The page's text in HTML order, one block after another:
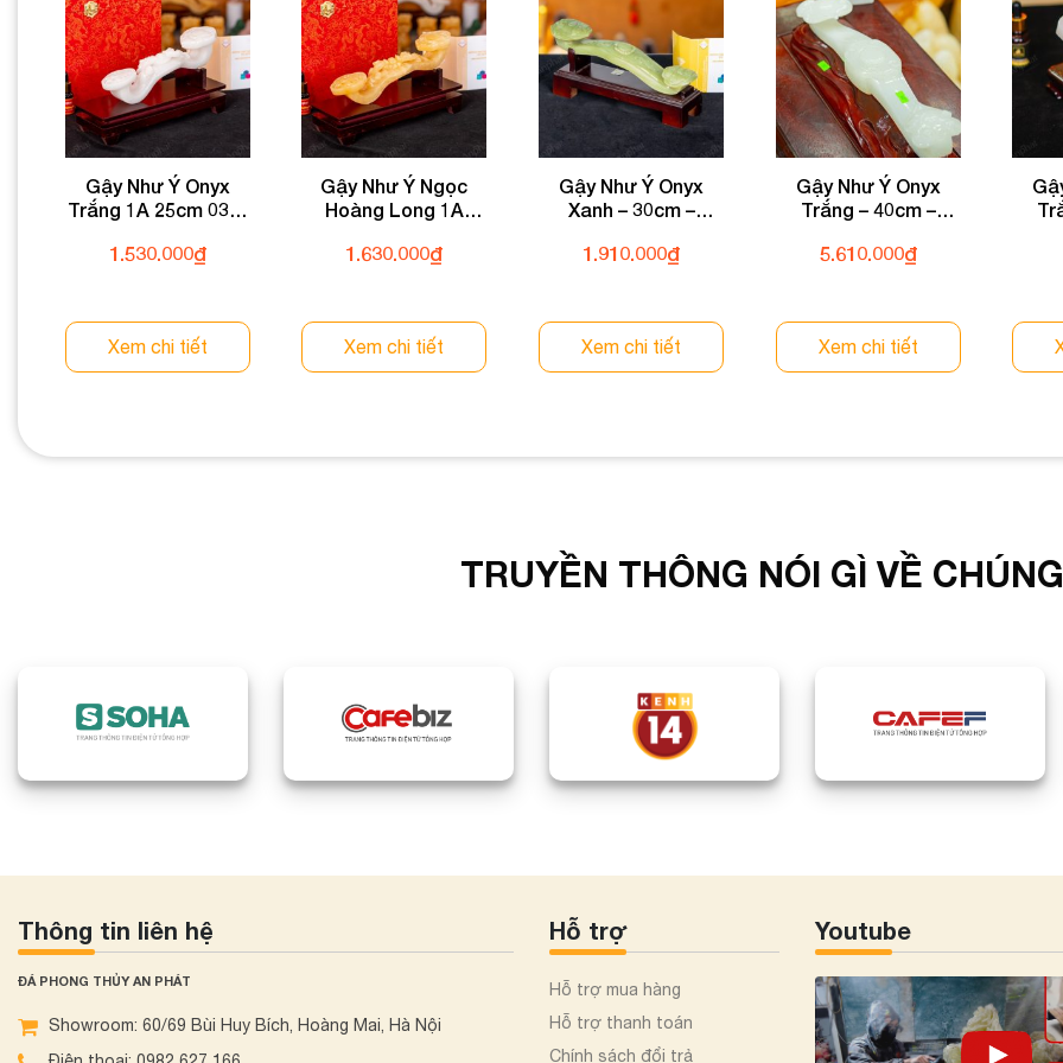
Gậy Như Ý Onyx
Trắng 1A 25cm 032-
1.530.000₫
Xem chi tiết
Gậy Như Ý Ngọc
Hoàng Long 1A
1.630.000₫
Xem chi tiết
Gậy Như Ý Onyx
Xanh – 30cm –
1.910.000₫
Xem chi tiết
Gậy Như Ý Onyx
Trắng – 40cm –
5.610.000₫
Xem chi tiết
TRUYỀN THÔNG NÓI GÌ VỀ
Thông tin liên hệ
ĐÁ PHONG THỦY AN PHÁT
Showroom: 60/69 Bùi Huy Bích, Hoàng Mai, Hà Nội
Hỗ trợ
Hỗ trợ mua hàng
Hỗ trợ thanh toán
Chính sách đổi trả
Youtube